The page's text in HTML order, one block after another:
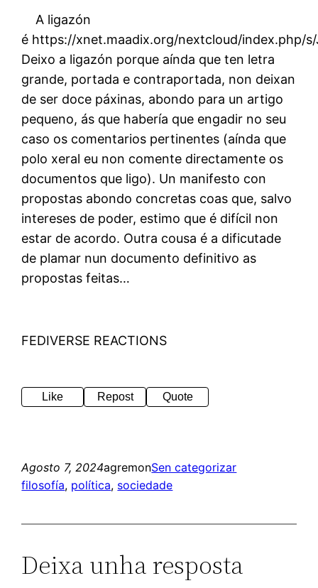
A ligazón
é https://xnet.maadix.org/nextcloud/index.php/s/
Deixo a ligazón porque aínda que ten letra
grande, portada e contraportada, non deixan
de ser doce páxinas, abondo para un artigo
pequeno, ás que habería que engadir no seu
caso os comentarios pertinentes (aínda que
polo xeral eu non comente directamente os
documentos que ligo). Un manifesto con
propostas abondo concretas coas que, salvo
intereses de poder, estimo que é difícil non
estar de acordo. Outra cousa é a dificutade
de plamar nun documento definitivo as
propostas feitas…
FEDIVERSE REACTIONS
Like Repost Quote
Agosto 7, 2024agremonSen categorizar
filosofía, política, sociedade
Deixa unha resposta